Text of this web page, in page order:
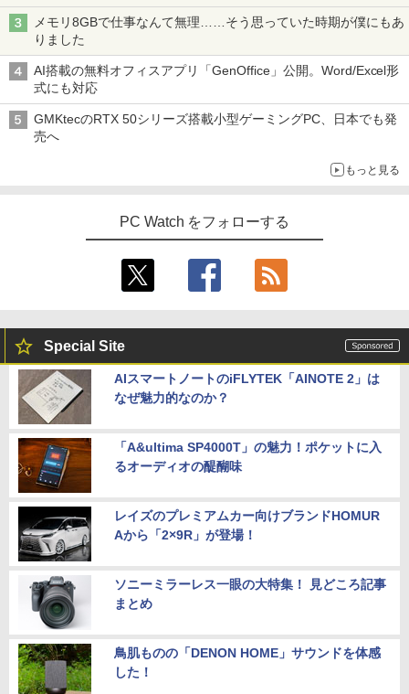
3
ノートパソコン Surface Pro 5 高性能第
7世代Core i5-7300U WEBカメラ内蔵 Wi
2.3型 2K液晶(2560x1440) Wi-Fi Mini-D
P Bluetooth SurfaceConnect USB3.0
￥24,890
MS Office 2024 H&B 搭載｜中古ノート
リ 8GB SSD 256GB 15.6型 WEBカメラ
テンキー HDMI 無線 Wi-Fi 整備済み 新品
5
MS Office 2024 H&B 搭載｜14型 WEB
カメラ 指紋認証 搭載モデル｜中古 ノー
トパソコン Windows11 Office 付き｜D
B SSD 256GB｜中古パソコン 中古ノー
トパソコン 中古PC
ャンス】GMKtec ミニpc G3S【Intel N9
5 DDR4 8GB 256GB/512GB SSD】 4コ
最大3.4GHz WIFI5 BT5.0 小型 M.2 2242
ミニパソコン 2画面 超静音 超軽量 高性
ト
500T メモリ16GB SSD256GB Windows
11Pro 省スペース 小型 デスクトップPC
￥49,500
【展示品・代引不可】 富士通 FUJITSU
デスクトップPC FMV Desktop Fシリー
ズ F55-K1 23.8型/ Core i5-1235U/ メモ
リ 16GB/ SSD 512GB/ Windows 11/ 20
24 Office付き/ 2025年1月モデル
万色 300nits ΔE＜1 低ブルーライト 大
画面 TÜV認証 目にやさしい 調整可能な
￥12,580
P1.4 sRGB128％ IPS Adaptive-Sync ブ
ゼン
モニター 14インチ 2K 2160x1440 3:2 ア
スペクト 100%sRGB 400cd/m? 光沢IPS
パネル 色鮮やか 470g 超軽量 Type-C対
応 miniHDMI モニター サブディスプレイ
テレワーク EVICIV
★8月中旬発送予定★ 宇宙兄弟 全巻セ
乙女ゲー世界はモブに厳しい世界です
【共和国編】 02 【電子書籍】[ 三
￥924
メモリ8GBで仕事なんて無理……そう思っていた時期が僕にもあ
りました
AI搭載の無料オフィスアプリ「GenOffice」公開。Word/Excel形
式にも対応
GMKtecのRTX 50シリーズ搭載小型ゲーミングPC、日本でも発
売へ
もっと見る
PC Watch をフォローする
Special Site
AIスマートノートのiFLYTEK「AINOTE 2」は
なぜ魅力的なのか？
「A&ultima SP4000T」の魅力！ポケットに入
るオーディオの醍醐味
レイズのプレミアムカー向けブランドHOMUR
Aから「2×9R」が登場！
ソニーミラーレス一眼の大特集！ 見どころ記事
まとめ
鳥肌ものの「DENON HOME」サウンドを体感
した！